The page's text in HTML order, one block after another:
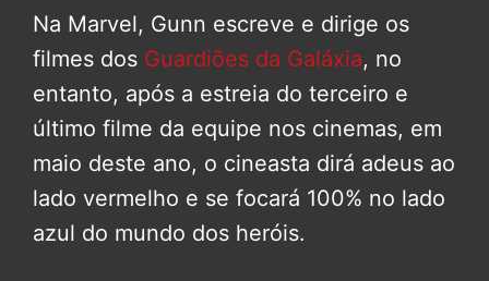
Na Marvel, Gunn escreve e dirige os
filmes dos Guardiões da Galáxia, no
entanto, após a estreia do terceiro e
último filme da equipe nos cinemas, em
maio deste ano, o cineasta dirá adeus ao
lado vermelho e se focará 100% no lado
azul do mundo dos heróis.